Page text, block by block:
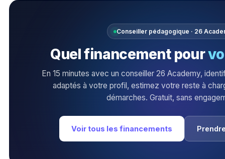
Conseiller pédagogique · 26
Quel financement pour
En 15 minutes avec un conseiller 26 Academy,
adaptés à votre profil, estimez votre reste à
démarches. Gratuit, sans
Voir tous les financements